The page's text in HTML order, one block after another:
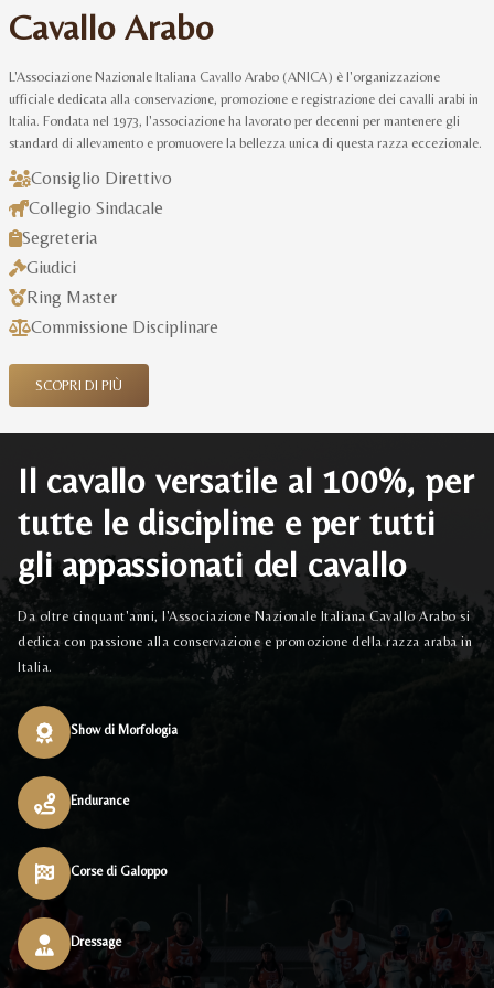
Cavallo Arabo
L'Associazione Nazionale Italiana Cavallo Arabo (ANICA) è l'organizzazione
ufficiale dedicata alla conservazione, promozione e registrazione dei cavalli arabi in
Italia. Fondata nel 1973, l'associazione ha lavorato per decenni per mantenere gli
standard di allevamento e promuovere la bellezza unica di questa razza eccezionale.
Consiglio Direttivo
Collegio Sindacale
Segreteria
Giudici
Ring Master
Commissione Disciplinare
SCOPRI DI PIÙ
Il cavallo versatile al 100%, per
tutte le discipline e per tutti
gli appassionati del cavallo
Da oltre cinquant'anni, l'Associazione Nazionale Italiana Cavallo Arabo si
dedica con passione alla conservazione e promozione della razza araba in
Italia.
Show di Morfologia
Endurance
Corse di Galoppo
Dressage